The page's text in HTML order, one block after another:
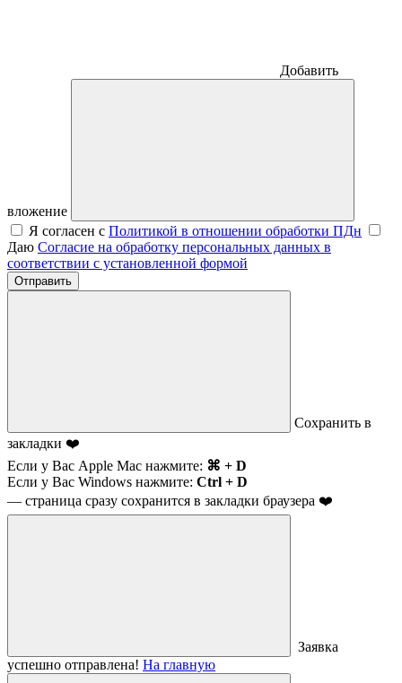
Добавить
вложение
Я согласен с Политикой в отношении обработки ПДн
Даю Согласие на обработку персональных данных в
соответствии с установленной формой
Отправить
Сохранить в
закладки ❤️
Если у Вас Apple Mac нажмите: ⌘ + D
Если у Вас Windows нажмите: Ctrl + D
— страница сразу сохранится в закладки браузера ❤️
Заявка
успешно отправлена! На главную